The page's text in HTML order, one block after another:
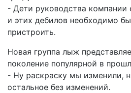
- Дети руководства компании
и этих дебилов необходимо
пристроить.
Новая группа лыж
поколение популярной в
- Ну раскраску мы изменили,
остальное без изменений.